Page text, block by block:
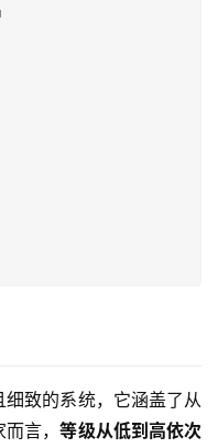
致的系统，它涵盖了从
而言，等级从低到高依次